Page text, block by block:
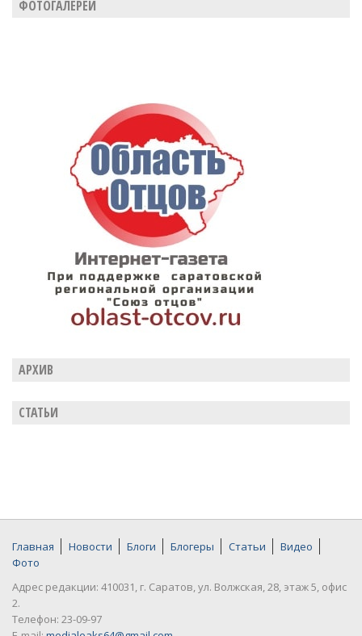
ФОТОГАЛЕРЕИ
АРХИВ
СТАТЬИ
Главная Новости Блоги Блогеры Статьи
Видео
Фото
Адрес редакции: 410031, г. Саратов, ул. Волжская, 28, этаж 5, офис
2.
Телефон: 23-09-97